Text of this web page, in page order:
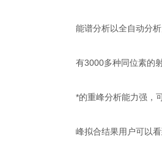
能谱分析以全自动分析
有3000多种同位素的射
*的重峰分析能力强，可
峰拟合结果用户可以看